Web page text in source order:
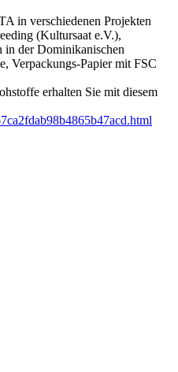
in verschiedenen Projekten
(Kultursaat e.V.),
in der Dominikanischen
Verpackungs-Papier mit FSC
erhalten Sie mit diesem